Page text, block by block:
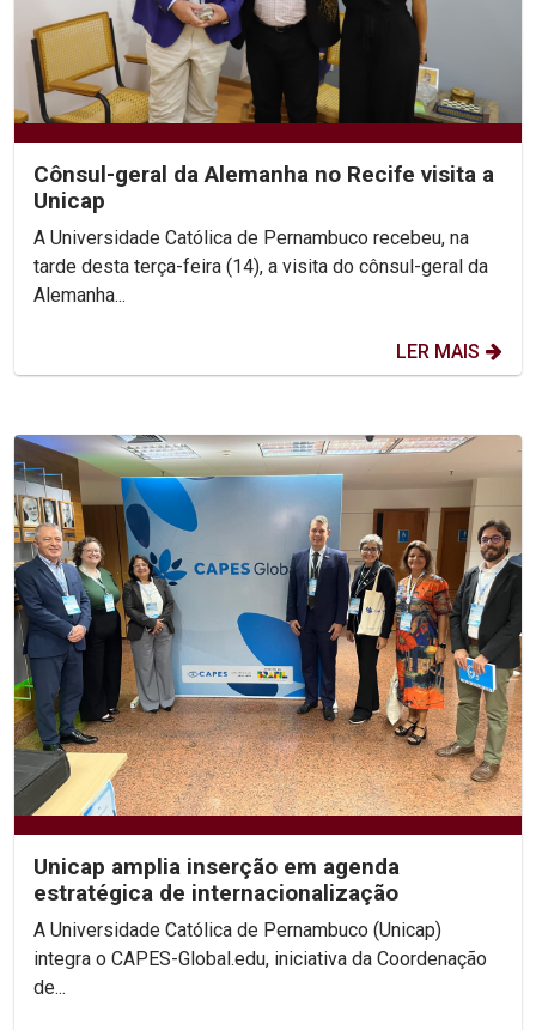
Cônsul-geral da Alemanha no Recife visita a
Unicap
A Universidade Católica de Pernambuco recebeu, na
tarde desta terça-feira (14), a visita do cônsul-geral da
Alemanha...
LER MAIS
Unicap amplia inserção em agenda
estratégica de internacionalização
A Universidade Católica de Pernambuco (Unicap)
integra o CAPES-Global.edu, iniciativa da Coordenação
de...